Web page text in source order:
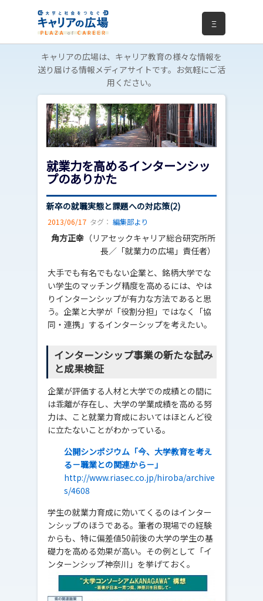
Ξ
キャリアの広場は、キャリア教育の様々な情報を
送り届ける情報メディアサイトです。お気軽にご活
用ください。
就業力を高めるインターンシッ
プのありかた
新卒の就職実態と課題への対応策(2)
2013/06/17 タグ： 編集部より
角方正幸 （リアセックキャリア総合研究所所
長／「就業力の広場」責任者）
大手でも有名でもない企業と、銘柄大学でな
い学生のマッチング精度を高めるには、やは
りインターンシップが有力な方法であると思
う。企業と大学が「役割分担」ではなく「協
同・連携」するインターシップを考えたい。
インターンシップ事業の新たな試み
と成果検証
企業が評価する人材と大学での成績との間に
は乖離が存在し、大学の学業成績を高める努
力は、こと就業力育成においてはほとんど役
に立たないことがわかっている。
公開シンポジウム「今、大学教育を考え
る－職業との関連から－」
http://www.riasec.co.jp/hiroba/archive
s/4608
学生の就業力育成に効いてくるのはインター
ンシップのほうである。筆者の現場での経験
からも、特に偏差値50前後の大学の学生の基
礎力を高める効果が高い。その例として「イ
ンターンシップ神奈川」を挙げておく。